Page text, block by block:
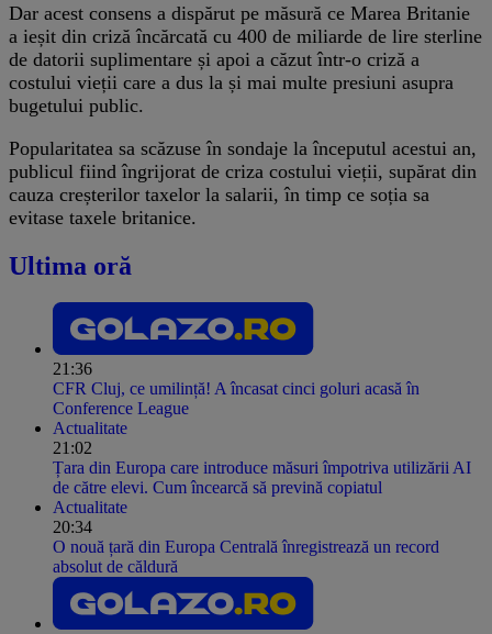
Dar acest consens a dispărut pe măsură ce Marea Britanie
a ieșit din criză încărcată cu 400 de miliarde de lire sterline
de datorii suplimentare și apoi a căzut într-o criză a
costului vieții care a dus la și mai multe presiuni asupra
bugetului public.
Popularitatea sa scăzuse în sondaje la începutul acestui an,
publicul fiind îngrijorat de criza costului vieții, supărat din
cauza creșterilor taxelor la salarii, în timp ce soția sa
evitase taxele britanice.
Ultima oră
21:36
CFR Cluj, ce umilință! A încasat cinci goluri acasă în
Conference League
Actualitate
21:02
Țara din Europa care introduce măsuri împotriva utilizării AI
de către elevi. Cum încearcă să prevină copiatul
Actualitate
20:34
O nouă țară din Europa Centrală înregistrează un record
absolut de căldură